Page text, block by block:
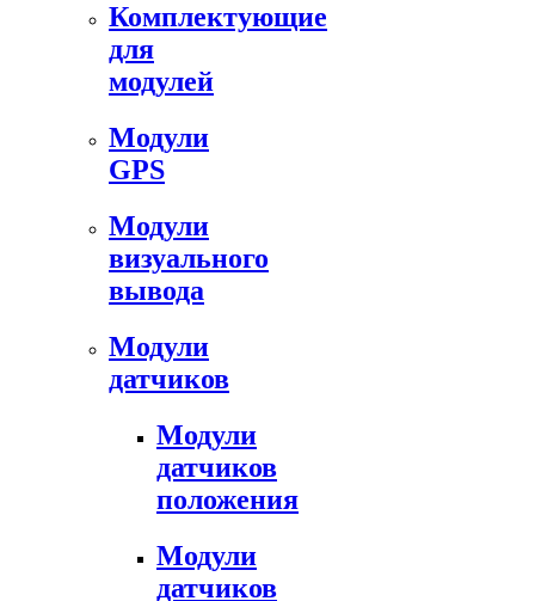
Комплектующие
для
модулей
Модули
GPS
Модули
визуального
вывода
Модули
датчиков
Модули
датчиков
положения
Модули
датчиков